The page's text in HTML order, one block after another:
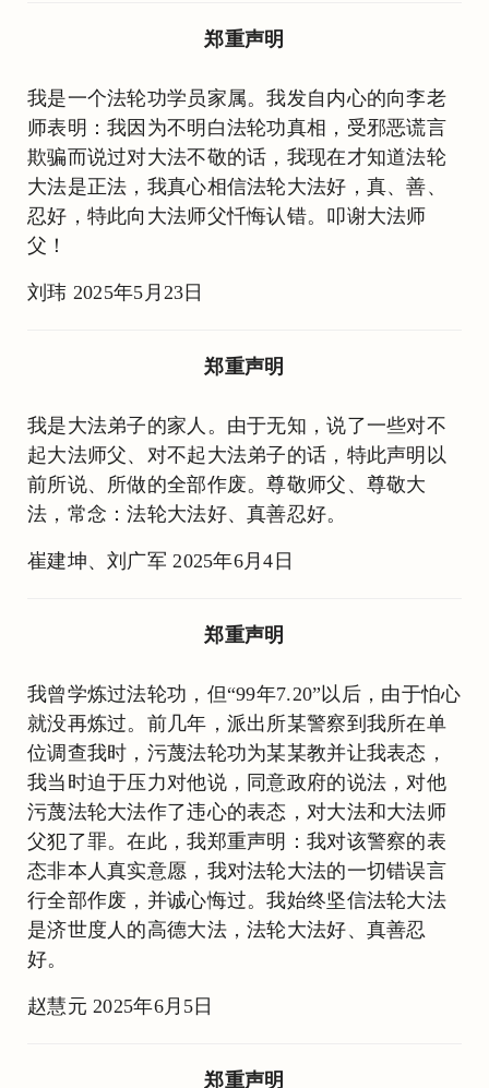
郑重声明
我是一个法轮功学员家属。我发自内心的向李老
师表明：我因为不明白法轮功真相，受邪恶谎言
欺骗而说过对大法不敬的话，我现在才知道法轮
大法是正法，我真心相信法轮大法好，真、善、
忍好，特此向大法师父忏悔认错。叩谢大法师
父！
刘玮 2025年5月23日
郑重声明
我是大法弟子的家人。由于无知，说了一些对不
起大法师父、对不起大法弟子的话，特此声明以
前所说、所做的全部作废。尊敬师父、尊敬大
法，常念：法轮大法好、真善忍好。
崔建坤、刘广军 2025年6月4日
郑重声明
我曾学炼过法轮功，但“99年7.20”以后，由于怕心
就没再炼过。前几年，派出所某警察到我所在单
位调查我时，污蔑法轮功为某某教并让我表态，
我当时迫于压力对他说，同意政府的说法，对他
污蔑法轮大法作了违心的表态，对大法和大法师
父犯了罪。在此，我郑重声明：我对该警察的表
态非本人真实意愿，我对法轮大法的一切错误言
行全部作废，并诚心悔过。我始终坚信法轮大法
是济世度人的高德大法，法轮大法好、真善忍
好。
赵慧元 2025年6月5日
郑重声明